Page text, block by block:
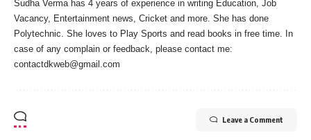
Sudha Verma has 4 years of experience in writing Education, Job
Vacancy, Entertainment news, Cricket and more. She has done
Polytechnic. She loves to Play Sports and read books in free time. In
case of any complain or feedback, please contact me:
contactdkweb@gmail.com
Leave a Comment